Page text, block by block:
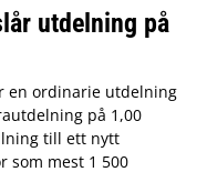
utdelning på
en ordinarie utdelning
på 1,00
till ett nytt
som mest 1 500